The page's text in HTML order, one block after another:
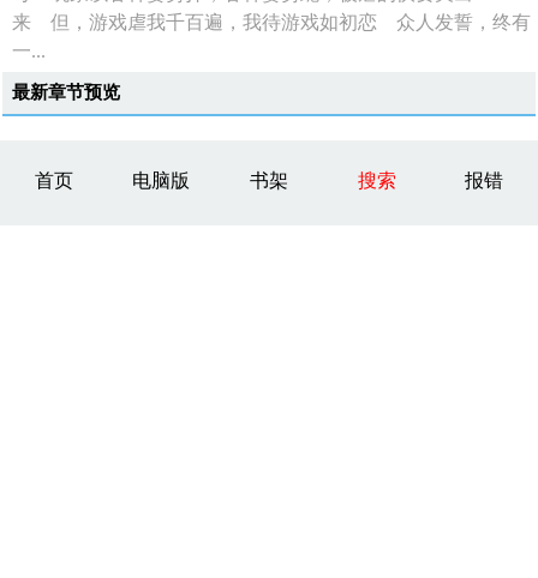
来 但，游戏虐我千百遍，我待游戏如初恋 众人发誓，终有
一...
最新章节预览
首页 电脑版 书架 搜索 报错